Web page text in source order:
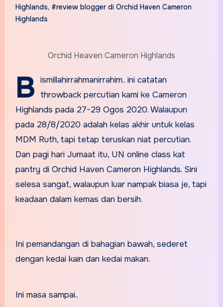
Highlands, #review blogger di Orchid Haven Cameron
Highlands
Orchid Heaven Cameron Highlands
B ismillahirrahmanirrahim.. ini catatan
throwback percutian kami ke Cameron
Highlands pada 27-29 Ogos 2020. Walaupun
pada 28/8/2020 adalah kelas akhir untuk kelas
MDM Ruth, tapi tetap teruskan niat percutian.
Dan pagi hari Jumaat itu, UN online class kat
pantry di Orchid Haven Cameron Highlands. Sini
selesa sangat, walaupun luar nampak biasa je, tapi
keadaan dalam kemas dan bersih.
Ini pemandangan di bahagian bawah, sederet
dengan kedai kain dan kedai makan.
Ini masa sampai..